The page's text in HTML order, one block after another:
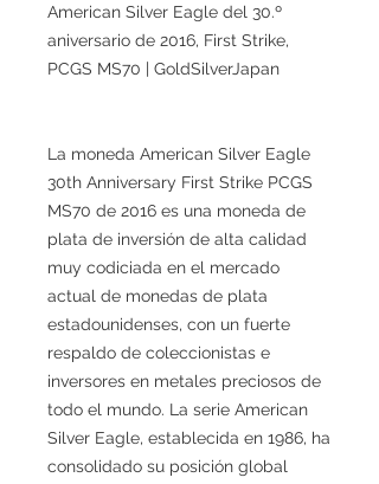
American Silver Eagle del 30.º
aniversario de 2016, First Strike,
PCGS MS70 | GoldSilverJapan
La moneda American Silver Eagle
30th Anniversary First Strike PCGS
MS70 de 2016 es una moneda de
plata de inversión de alta calidad
muy codiciada en el mercado
actual de monedas de plata
estadounidenses, con un fuerte
respaldo de coleccionistas e
inversores en metales preciosos de
todo el mundo. La serie American
Silver Eagle, establecida en 1986, ha
consolidado su posición global